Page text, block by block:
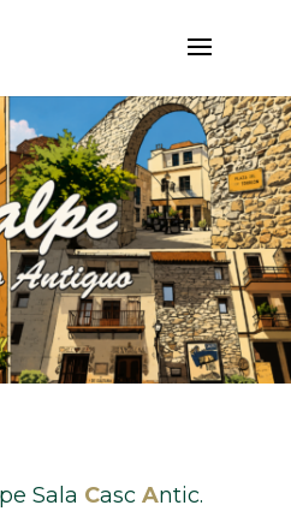
Sala Casc Antic.